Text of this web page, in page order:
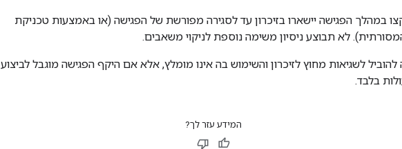
במהלך הפגישה יישארו בזיכרון עד לסגירה מפורשת של הפגישה (או באמצעות טכניקת
לא תבוצע ניסיון משימה נוספת לניקוי משאבים.
להוביל לשגיאות מחוץ לזיכרון והשימוש בה אינו מומלץ, אלא אם היקף הפגישה מוגבל לביצוע
בלבד.
המידע עזר לך?